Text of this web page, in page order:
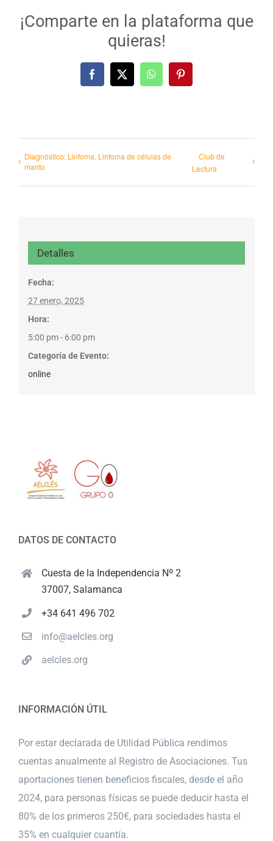
¡Comparte en la plataforma que
quieras!
Facebook
X WhatsAppPinterest
Diagnóstico: Linfoma. Linfoma de células de
manto
Club de
Lectura
Detalles
Fecha:
27 enero, 2025
Hora:
5:00 pm - 6:00 pm
Categoría de Evento:
online
DATOS DE CONTACTO
Cuesta de la Independencia Nº 2
37007, Salamanca
+34 641 496 702
info@aelcles.org
aelcles.org
INFORMACIÓN ÚTIL
Por estar declarada de Utilidad Pública rendimos
cuentas anualmente al Registro de Asociaciones. Tus
aportaciones tienen beneficios fiscales, desde el año
2024, para personas físicas se puede deducir hasta el
80% de los primeros 250€, para sociedades hasta el
35% en cualquier cuantía.